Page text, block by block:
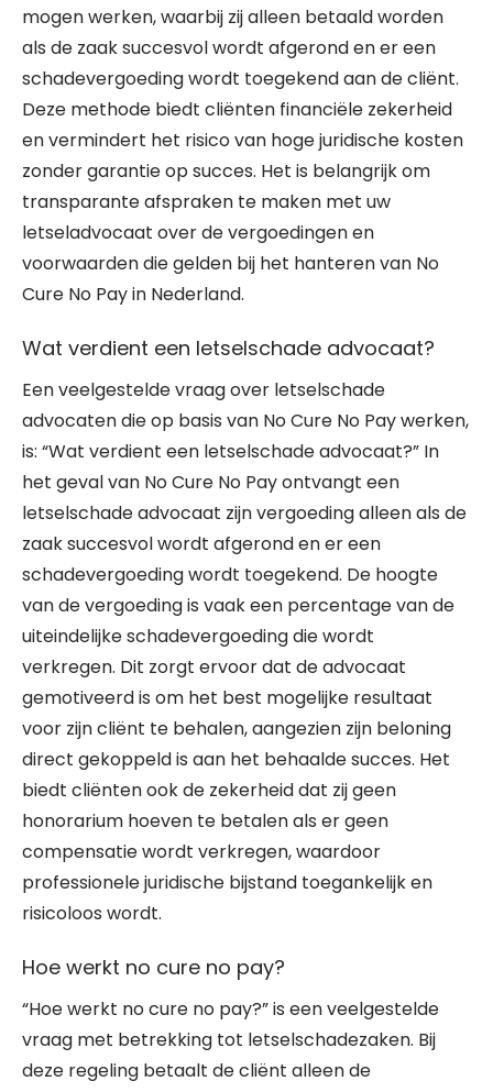
mogen werken, waarbij zij alleen betaald worden
als de zaak succesvol wordt afgerond en er een
schadevergoeding wordt toegekend aan de cliënt.
Deze methode biedt cliënten financiële zekerheid
en vermindert het risico van hoge juridische kosten
zonder garantie op succes. Het is belangrijk om
transparante afspraken te maken met uw
letseladvocaat over de vergoedingen en
voorwaarden die gelden bij het hanteren van No
Cure No Pay in Nederland.
Wat verdient een letselschade advocaat?
Een veelgestelde vraag over letselschade
advocaten die op basis van No Cure No Pay werken,
is: “Wat verdient een letselschade advocaat?” In
het geval van No Cure No Pay ontvangt een
letselschade advocaat zijn vergoeding alleen als de
zaak succesvol wordt afgerond en er een
schadevergoeding wordt toegekend. De hoogte
van de vergoeding is vaak een percentage van de
uiteindelijke schadevergoeding die wordt
verkregen. Dit zorgt ervoor dat de advocaat
gemotiveerd is om het best mogelijke resultaat
voor zijn cliënt te behalen, aangezien zijn beloning
direct gekoppeld is aan het behaalde succes. Het
biedt cliënten ook de zekerheid dat zij geen
honorarium hoeven te betalen als er geen
compensatie wordt verkregen, waardoor
professionele juridische bijstand toegankelijk en
risicoloos wordt.
Hoe werkt no cure no pay?
“Hoe werkt no cure no pay?” is een veelgestelde
vraag met betrekking tot letselschadezaken. Bij
deze regeling betaalt de cliënt alleen de